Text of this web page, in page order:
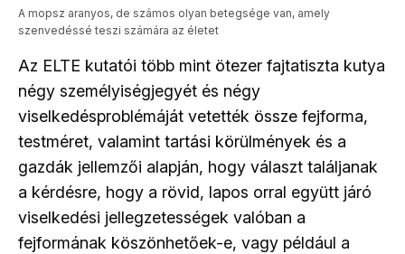
A mopsz aranyos, de számos olyan betegsége van, amely
szenvedéssé teszi számára az életet
Az ELTE kutatói több mint ötezer fajtatiszta kutya
négy személyiségjegyét és négy
viselkedésproblémáját vetették össze fejforma,
testméret, valamint tartási körülmények és a
gazdák jellemzői alapján, hogy választ találjanak
a kérdésre, hogy a rövid, lapos orral együtt járó
viselkedési jellegzetességek valóban a
fejformának köszönhetőek-e, vagy például a